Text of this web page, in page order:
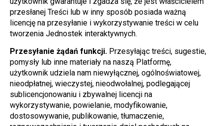
przesłanej Treści lub w inny sposób posiada ważną
licencję na przesyłanie i wykorzystywanie treści w celu
tworzenia Jednostek interaktywnych.
Przesyłanie żądań funkcji. Przesyłając treści, sugestie,
pomysły lub inne materiały na naszą Platformę,
użytkownik udziela nam niewyłącznej, ogólnoświatowej,
nieodpłatnej, wieczystej, nieodwołalnej, podlegającej
sublicencjonowaniu i zbywalnej licencji na
wykorzystywanie, powielanie, modyfikowanie,
dostosowywanie, publikowanie, tłumaczenie,